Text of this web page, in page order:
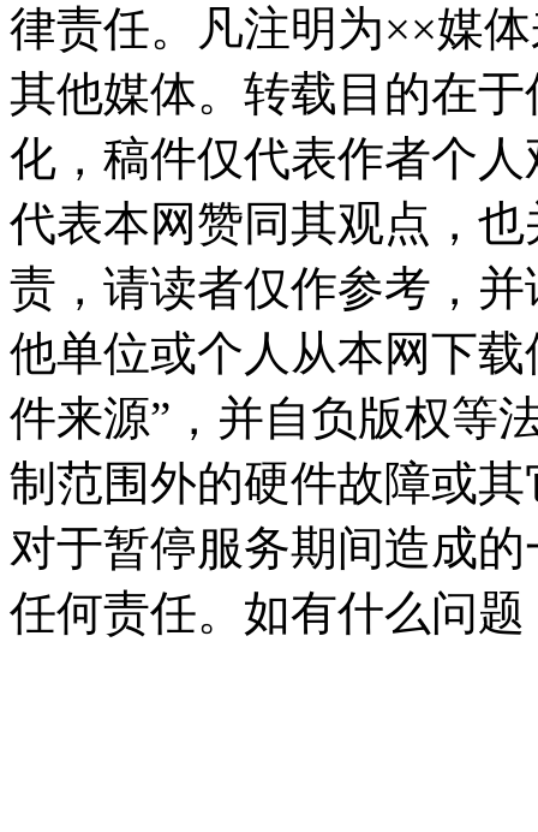
律责任。凡注明为××媒
其他媒体。转载目的在
化，稿件仅代表作者个
代表本网赞同其观点，
责，请读者仅作参考，
他单位或个人从本网下
件来源”，并自负版权等
制范围外的硬件故障或
对于暂停服务期间造成
任何责任。如有什么问